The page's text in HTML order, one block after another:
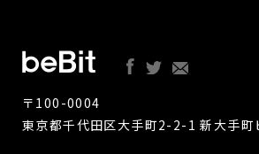
〒100-0004
東京都千代田区大手町2-2-1 新大手町